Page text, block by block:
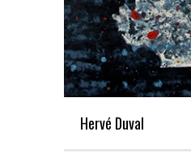
Hervé Duval